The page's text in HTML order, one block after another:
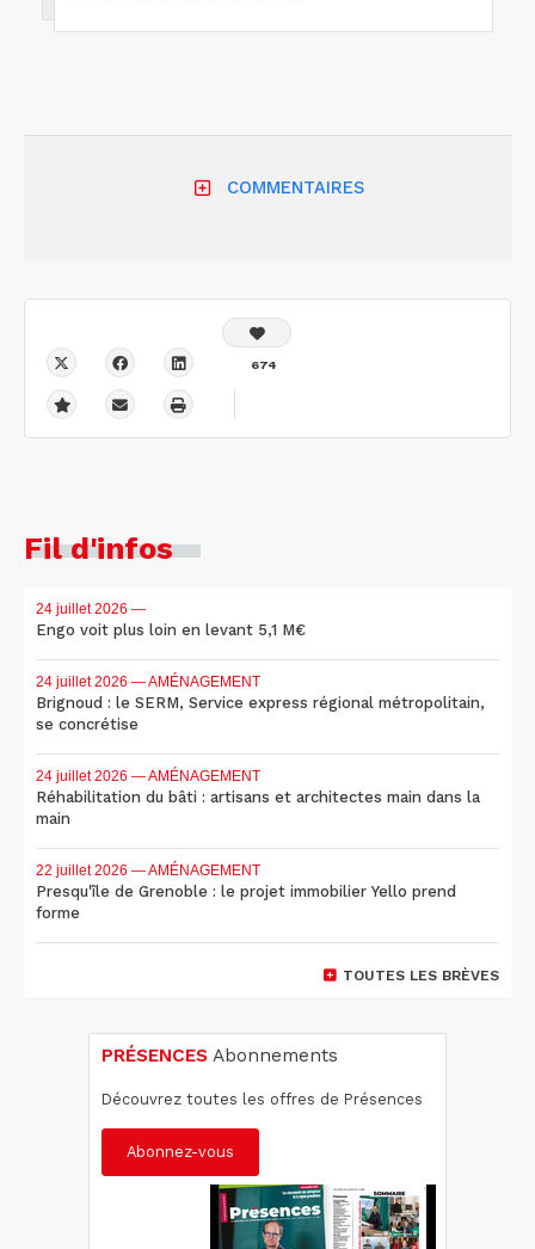
COMMENTAIRES
674
Fil d'infos
24 juillet 2026 —
Engo voit plus loin en levant 5,1 M€
24 juillet 2026 — AMÉNAGEMENT
Brignoud : le SERM, Service express régional métropolitain,
se concrétise
24 juillet 2026 — AMÉNAGEMENT
Réhabilitation du bâti : artisans et architectes main dans la
main
22 juillet 2026 — AMÉNAGEMENT
Presqu'île de Grenoble : le projet immobilier Yello prend
forme
TOUTES LES BRÈVES
PRÉSENCES Abonnements
Découvrez toutes les offres de Présences
Abonnez-vous